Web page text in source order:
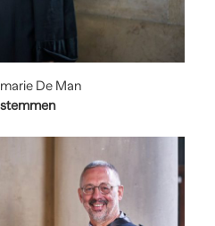
De Man
stemmen